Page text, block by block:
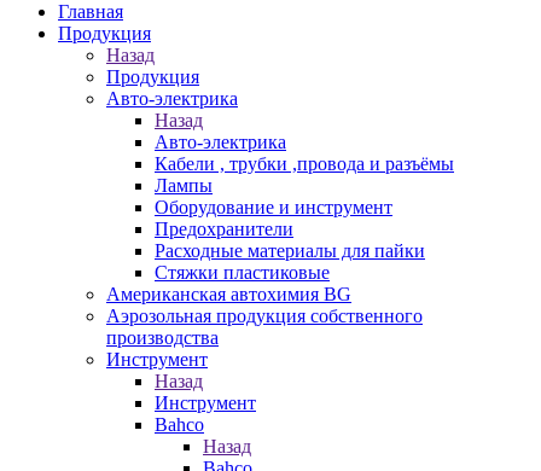
Главная
Продукция
Назад
Продукция
Авто-электрика
Назад
Авто-электрика
Кабели , трубки ,провода и разъёмы
Лампы
Оборудование и инструмент
Предохранители
Расходные материалы для пайки
Стяжки пластиковые
Американская автохимия BG
Аэрозольная продукция собственного
производства
Инструмент
Назад
Инструмент
Bahco
Назад